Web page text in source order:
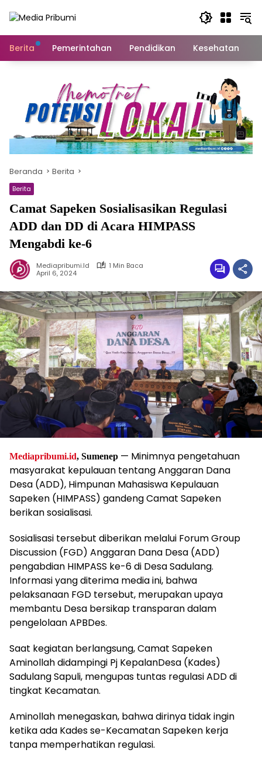
Berita
Pemerintahan Pendidikan Kesehatan
Beranda Berita
Berita
Camat Sapeken Sosialisasikan Regulasi
ADD dan DD di Acara HIMPASS
Mengabdi ke-6
Mediapribumi.id
1 Min Baca
April 6, 2024
Mediapribumi.id, Sumenep — Minimnya pengetahuan
masyarakat kepulauan tentang Anggaran Dana
Desa (ADD), Himpunan Mahasiswa Kepulauan
Sapeken (HIMPASS) gandeng Camat Sapeken
berikan sosialisasi.
Sosialisasi tersebut diberikan melalui Forum Group
Discussion (FGD) Anggaran Dana Desa (ADD)
pengabdian HIMPASS ke-6 di Desa Sadulang.
Informasi yang diterima media ini, bahwa
pelaksanaan FGD tersebut, merupakan upaya
membantu Desa bersikap transparan dalam
pengelolaan APBDes.
Saat kegiatan berlangsung, Camat Sapeken
Aminollah didampingi Pj KepalanDesa (Kades)
Sadulang Sapuli, mengupas tuntas regulasi ADD di
tingkat Kecamatan.
Aminollah menegaskan, bahwa dirinya tidak ingin
ketika ada Kades se-Kecamatan Sapeken kerja
tanpa memperhatikan regulasi.